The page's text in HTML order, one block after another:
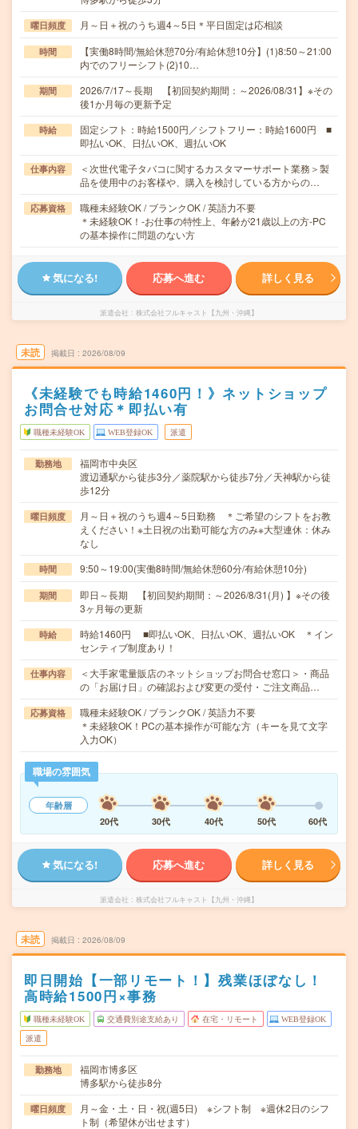
曜日頻度 月～日＋祝のうち週4～5日＊平日固定は応相談
時間
【実働8時間/無給休憩70分/有給休憩10分】(1)8:50～21:00
内でのフリーシフト(2)10…
期間
2026/7/17～長期 【初回契約期間：～2026/08/31】※その
後1か月毎の更新予定
時給
固定シフト：時給1500円／シフトフリー：時給1600円 ■
即払いOK、日払いOK、週払いOK
仕事内容
＜次世代電子タバコに関するカスタマーサポート業務＞製
品を使用中のお客様や、購入を検討している方からの…
応募資格
職種未経験OK / ブランクOK / 英語力不要
＊未経験OK！‐お仕事の特性上、年齢が21歳以上の方‐PC
の基本操作に問題のない方
気になる! 応募へ進む 詳しく見る
派遣会社 株式会社フルキャスト【九州・沖縄】
未読 掲載日 2026/08/09
《未経験でも時給1460円！》ネットショップ
お問合せ対応＊即払い有
職種未経験OK WEB登録OK 派遣
勤務地
福岡市中央区
渡辺通駅から徒歩3分／薬院駅から徒歩7分／天神駅から徒
歩12分
曜日頻度
月～日＋祝のうち週4～5日勤務 ＊ご希望のシフトをお教
えください！※土日祝の出勤可能な方のみ※大型連休：休み
なし
時間 9:50～19:00(実働8時間/無給休憩60分/有給休憩10分)
期間
即日～長期 【初回契約期間：～2026/8/31(月) 】※その後
3ヶ月毎の更新
時給
時給1460円 ■即払いOK、日払いOK、週払いOK ＊イン
センティブ制度あり！
仕事内容
＜大手家電量販店のネットショップお問合せ窓口＞・商品
の「お届け日」の確認および変更の受付・ご注文商品…
応募資格
職種未経験OK / ブランクOK / 英語力不要
＊未経験OK！PCの基本操作が可能な方（キーを見て文字
入力OK）
職場の雰囲気
年齢層
20代
30代 40代 50代 60代
気になる! 応募へ進む 詳しく見る
派遣会社 株式会社フルキャスト【九州・沖縄】
未読 掲載日 2026/08/09
即日開始【一部リモート！】残業ほぼなし！
高時給1500円×事務
職種未経験OK 交通費別途支給あり 在宅・リモート WEB登録OK
派遣
勤務地
福岡市博多区
博多駅から徒歩8分
曜日頻度
月～金・土・日・祝(週5日) ※シフト制 ※週休2日のシフ
ト制（希望休が出せます）